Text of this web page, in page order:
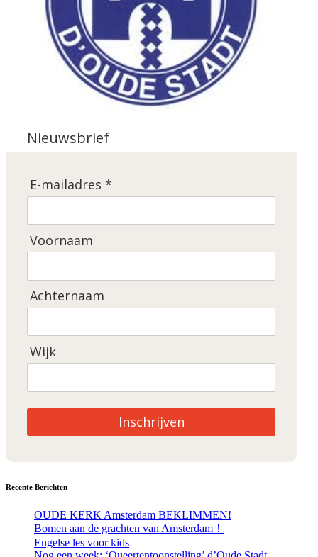
Nieuwsbrief
E-mailadres *
Voornaam
Achternaam
Wijk
Inschrijven
Recente Berichten
OUDE KERK Amsterdam BEKLIMMEN!
Bomen aan de grachten van Amsterdam！
Engelse les voor kids